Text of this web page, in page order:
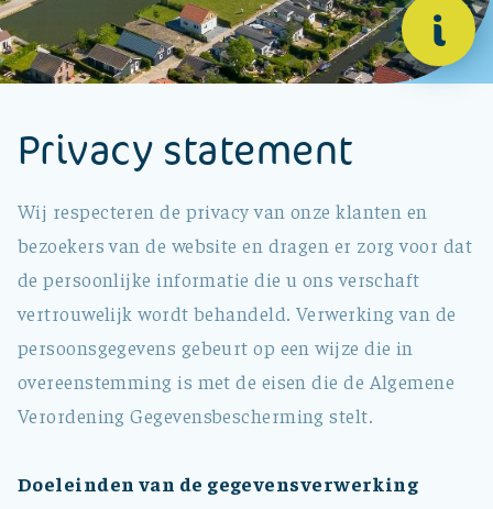
i
Privacy statement
Wij respecteren de privacy van onze klanten en
bezoekers van de website en dragen er zorg voor dat
de persoonlijke informatie die u ons verschaft
vertrouwelijk wordt behandeld. Verwerking van de
persoonsgegevens gebeurt op een wijze die in
overeenstemming is met de eisen die de Algemene
Verordening Gegevensbescherming stelt.
Doeleinden van de gegevensverwerking